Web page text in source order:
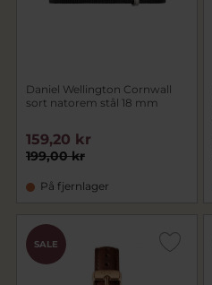
Daniel Wellington Cornwall
sort natorem stål 18 mm
199,00 kr
159,20 kr
På fjernlager
SALE